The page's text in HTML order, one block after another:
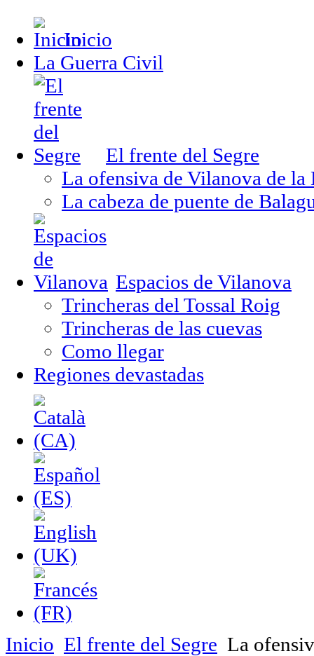
Inicio
La Guerra Civil
El frente del Segre
La ofensiva de Vilanova de la
La cabeza de puente de
Espacios de Vilanova
Trincheras del Tossal Roig
Trincheras de las cuevas
Como llegar
Regiones devastadas
Inicio El frente del Segre La